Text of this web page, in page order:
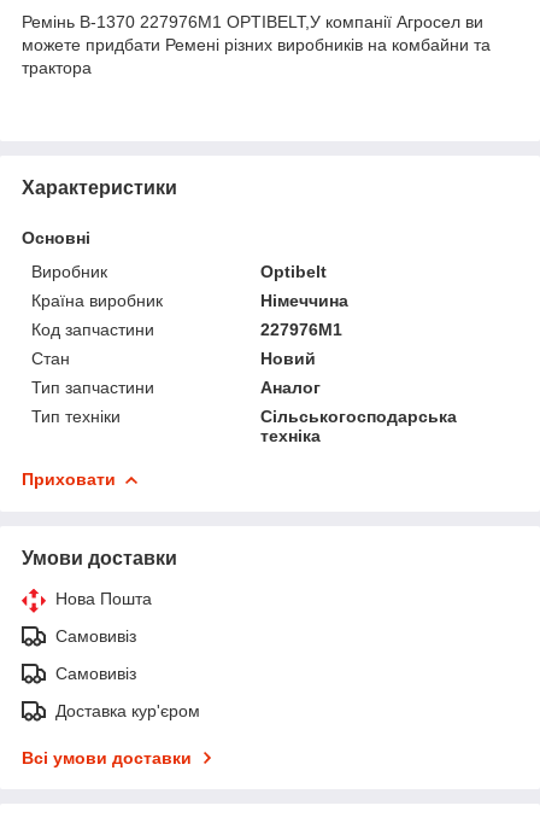
Ремінь В-1370 227976M1 OPTIBELT,У компанії Агросел ви
можете придбати Ремені різних виробників на комбайни та
трактора
Характеристики
Основні
Виробник
Optibelt
Країна виробник
Німеччина
Код запчастини
227976M1
Стан
Новий
Тип запчастини
Аналог
Тип техніки
Сільськогосподарська
техніка
Приховати
Умови доставки
Нова Пошта
Самовивіз
Самовивіз
Доставка кур'єром
Всі умови доставки